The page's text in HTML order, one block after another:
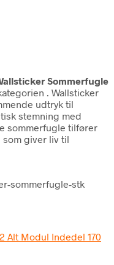
Sommerfugle
. Wallsticker
udtryk til
stemning med
sommerfugle tilfører
giver liv til
sommerfugle-stk